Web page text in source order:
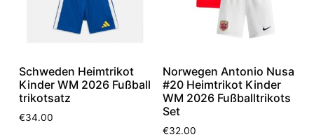
Schweden Heimtrikot
Kinder WM 2026 Fußball
trikotsatz
€34.00
Norwegen Antonio Nusa
#20 Heimtrikot Kinder
WM 2026 Fußballtrikots
Set
€32.00